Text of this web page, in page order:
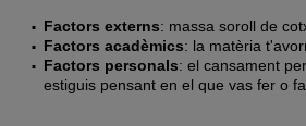
Factors externs: massa soroll de
Factors acadèmics: la matèria
Factors personals: el cansament
estiguis pensant en el que vas fer o